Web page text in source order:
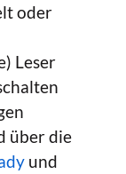
oder
Leser
über die
und